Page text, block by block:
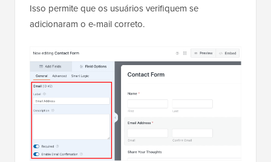
Isso permite que os usuários verifiquem se
adicionaram o e-mail correto.